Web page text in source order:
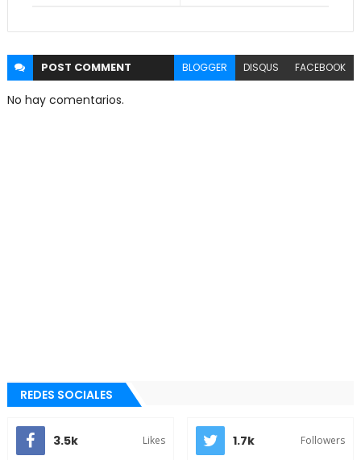
POST COMMENT BLOGGER DISQUS FACEBOOK
No hay comentarios.
REDES SOCIALES
3.5k Likes 1.7k Followers